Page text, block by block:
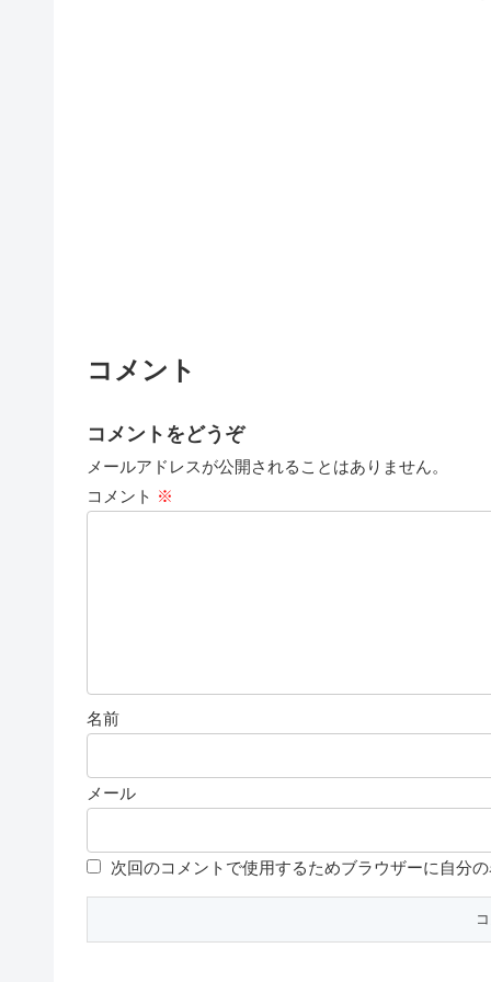
コメント
コメントをどうぞ
メールアドレスが公開されることはありません。
コメント ※
名前
メール
次回のコメントで使用するためブラウザーに自分